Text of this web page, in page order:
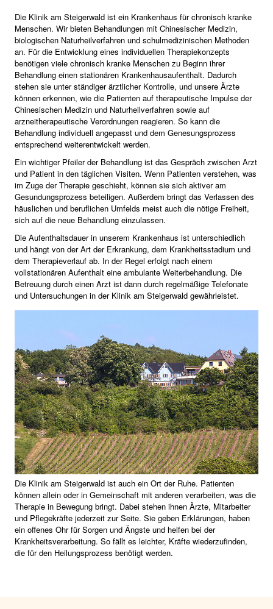
Die Klinik am Steigerwald ist ein Krankenhaus für chronisch kranke
Menschen. Wir bieten Behandlungen mit Chinesischer Medizin,
biologischen Naturheilverfahren und schulmedizinischen Methoden
an. Für die Entwicklung eines individuellen Therapiekonzepts
benötigen viele chronisch kranke Menschen zu Beginn ihrer
Behandlung einen stationären Krankenhausaufenthalt. Dadurch
stehen sie unter ständiger ärztlicher Kontrolle, und unsere Ärzte
können erkennen, wie die Patienten auf therapeutische Impulse der
Chinesischen Medizin und Naturheilverfahren sowie auf
arzneitherapeutische Verordnungen reagieren. So kann die
Behandlung individuell angepasst und dem Genesungsprozess
entsprechend weiterentwickelt werden.
Ein wichtiger Pfeiler der Behandlung ist das Gespräch zwischen Arzt
und Patient in den täglichen Visiten. Wenn Patienten verstehen, was
im Zuge der Therapie geschieht, können sie sich aktiver am
Gesundungsprozess beteiligen. Außerdem bringt das Verlassen des
häuslichen und beruflichen Umfelds meist auch die nötige Freiheit,
sich auf die neue Behandlung einzulassen.
Die Aufenthaltsdauer in unserem Krankenhaus ist unterschiedlich
und hängt von der Art der Erkrankung, dem Krankheitsstadium und
dem Therapieverlauf ab. In der Regel erfolgt nach einem
vollstationären Aufenthalt eine ambulante Weiterbehandlung. Die
Betreuung durch einen Arzt ist dann durch regelmäßige Telefonate
und Untersuchungen in der Klinik am Steigerwald gewährleistet.
Die Klinik am Steigerwald ist auch ein Ort der Ruhe. Patienten
können allein oder in Gemeinschaft mit anderen verarbeiten, was die
Therapie in Bewegung bringt. Dabei stehen ihnen Ärzte, Mitarbeiter
und Pflegekräfte jederzeit zur Seite. Sie geben Erklärungen, haben
ein offenes Ohr für Sorgen und Ängste und helfen bei der
Krankheitsverarbeitung. So fällt es leichter, Kräfte wiederzufinden,
die für den Heilungsprozess benötigt werden.